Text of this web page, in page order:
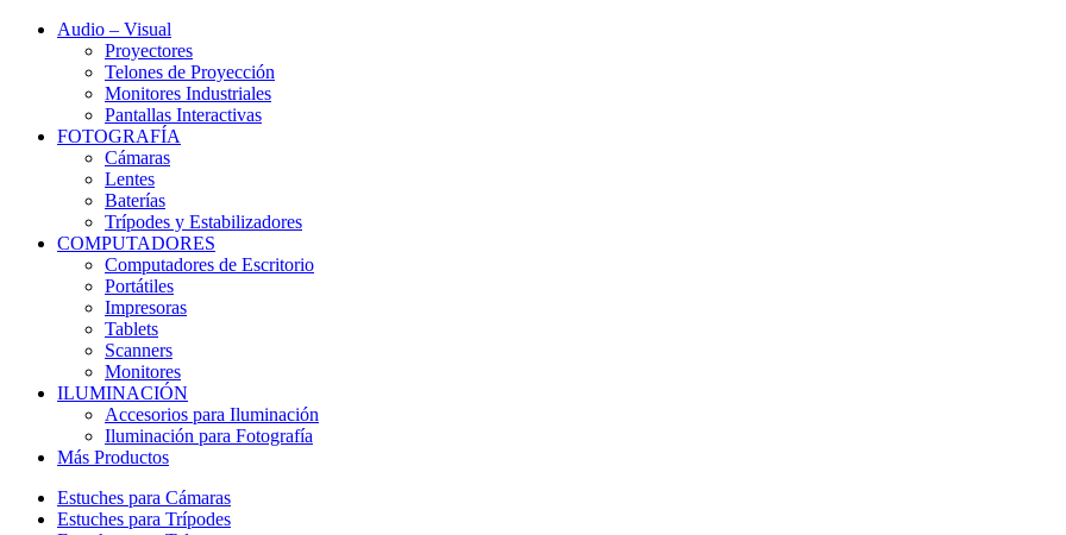
Audio – Visual
Proyectores
Telones de Proyección
Monitores Industriales
Pantallas Interactivas
FOTOGRAFÍA
Cámaras
Lentes
Baterías
Trípodes y Estabilizadores
COMPUTADORES
Computadores de Escritorio
Portátiles
Impresoras
Tablets
Scanners
Monitores
ILUMINACIÓN
Accesorios para Iluminación
Iluminación para Fotografía
Más Productos
Estuches para Cámaras
Estuches para Trípodes